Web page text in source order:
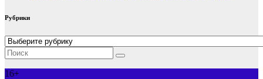
Рубрики
Рубрики
16+